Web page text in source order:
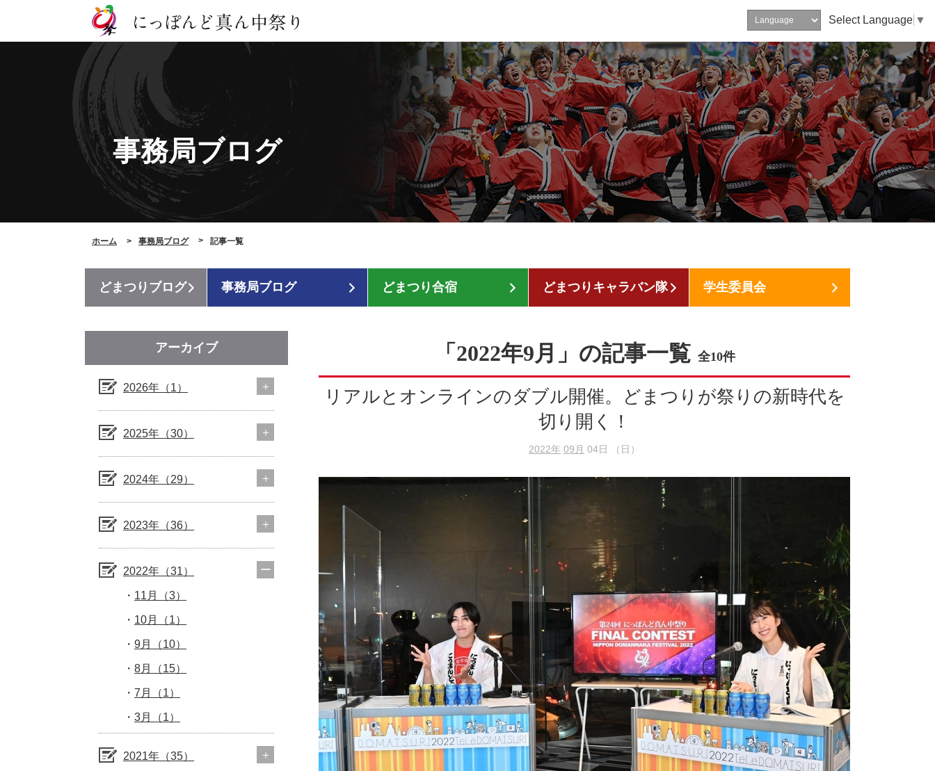
Select Language ▼
事務局ブログ
ホーム 事務局ブログ 記事一覧
どまつりブログ 事務局ブログ どまつり合宿 どまつりキャラバン隊 学生委員会
「2022年9月」の記事一覧 全10件
リアルとオンラインのダブル開催。どまつりが祭りの新時代を
切り開く！
2022年 09月 04日 （日）
アーカイブ
2026年（1）
2025年（30）
2024年（29）
2023年（36）
2022年（31）
11月（3）
10月（1）
9月（10）
8月（15）
7月（1）
3月（1）
2021年（35）